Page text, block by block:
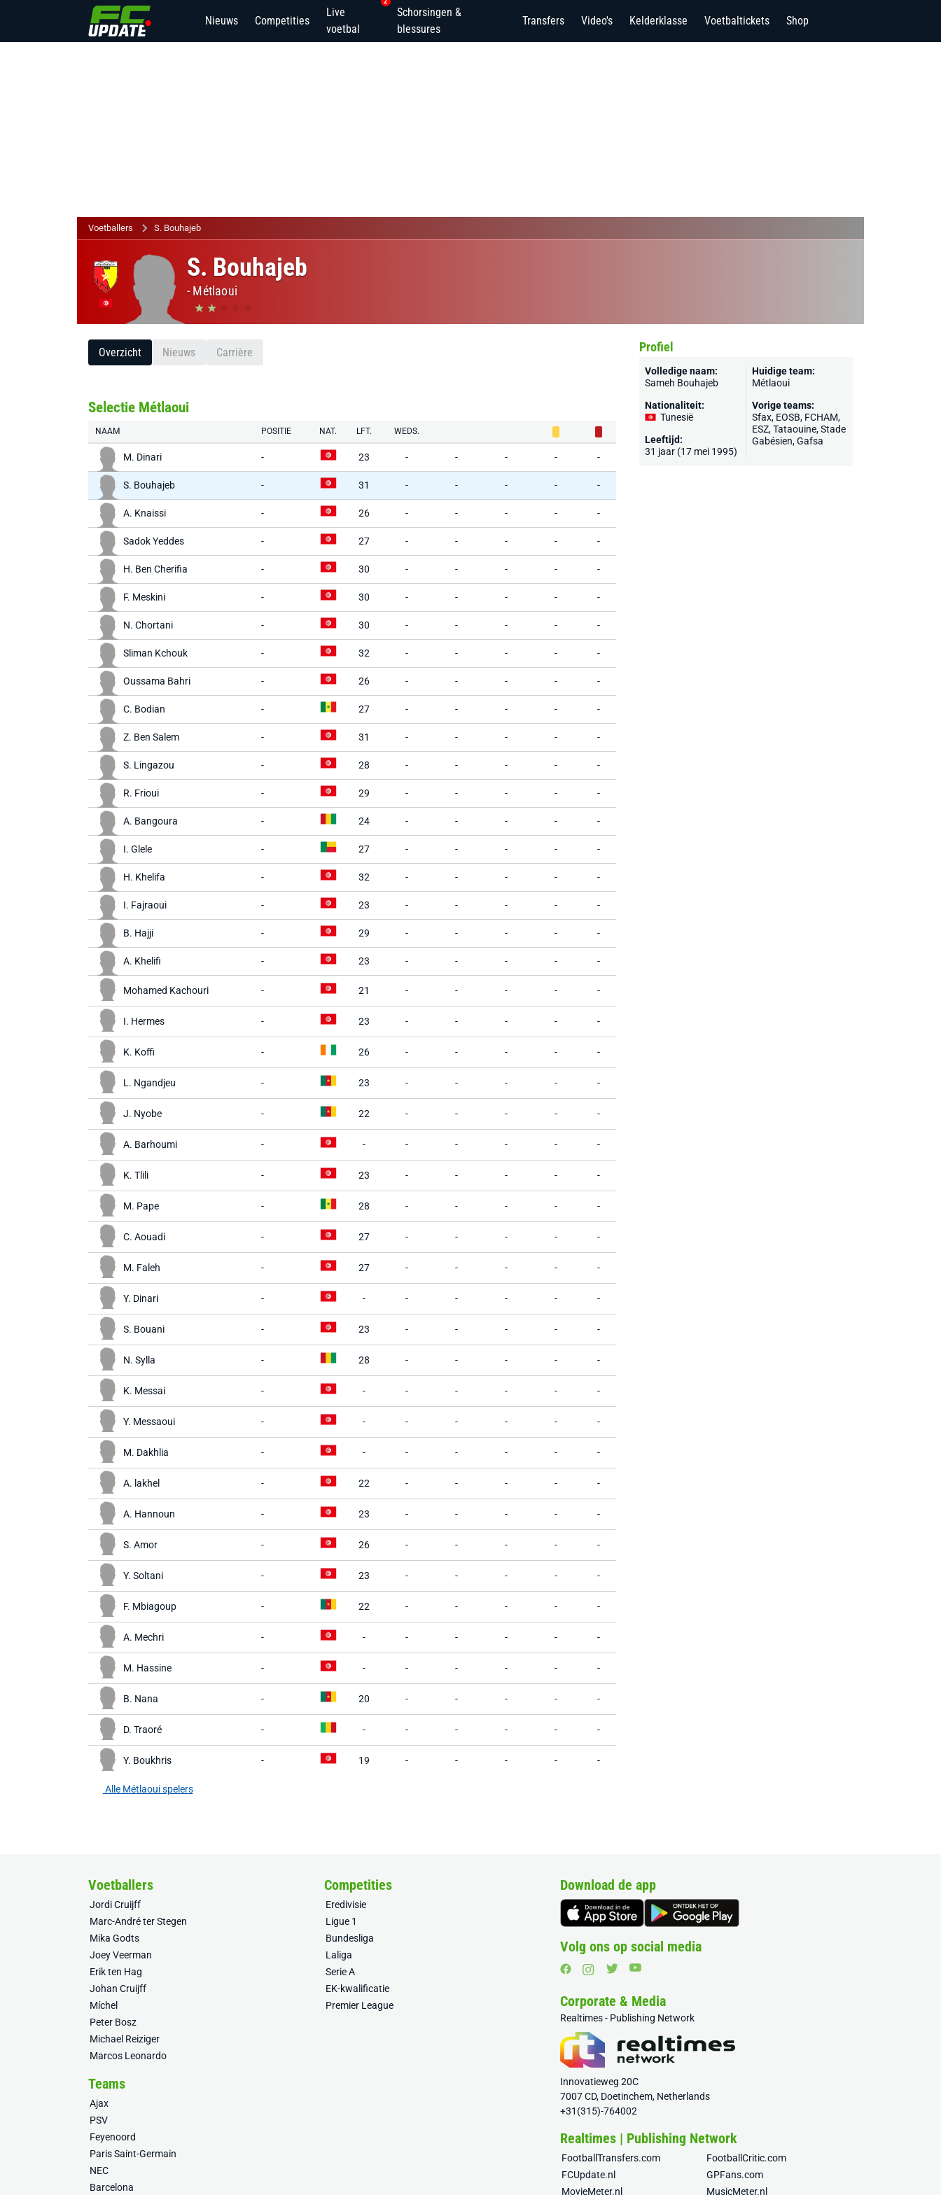
Nieuws Competities
Live
voetbal
Schorsingen &
blessures
Transfers Video's Kelderklasse Voetbaltickets Shop
Voetballers S. Bouhajeb
S. Bouhajeb
- Métlaoui
Overzicht Nieuws Carrière
Selectie Métlaoui
NAAM POSITIE NAT. LFT. WEDS.
M. Dinari - 23 - - - - -
S. Bouhajeb - 31 - - - - -
A. Knaissi - 26 - - - - -
Sadok Yeddes - 27 - - - - -
H. Ben Cherifia - 30 - - - - -
F. Meskini - 30 - - - - -
N. Chortani - 30 - - - - -
Sliman Kchouk - 32 - - - - -
Oussama Bahri - 26 - - - - -
C. Bodian - 27 - - - - -
Z. Ben Salem - 31 - - - - -
S. Lingazou - 28 - - - - -
R. Frioui - 29 - - - - -
A. Bangoura - 24 - - - - -
I. Glele - 27 - - - - -
H. Khelifa - 32 - - - - -
I. Fajraoui - 23 - - - - -
B. Hajji - 29 - - - - -
A. Khelifi - 23 - - - - -
Mohamed Kachouri - 21 - - - - -
I. Hermes - 23 - - - - -
K. Koffi - 26 - - - - -
L. Ngandjeu - 23 - - - - -
J. Nyobe - 22 - - - - -
A. Barhoumi - - - - - - -
K. Tlili - 23 - - - - -
M. Pape - 28 - - - - -
C. Aouadi - 27 - - - - -
M. Faleh - 27 - - - - -
Y. Dinari - - - - - - -
S. Bouani - 23 - - - - -
N. Sylla - 28 - - - - -
K. Messai - - - - - - -
Y. Messaoui - - - - - - -
M. Dakhlia - - - - - - -
A. lakhel - 22 - - - - -
A. Hannoun - 23 - - - - -
S. Amor - 26 - - - - -
Y. Soltani - 23 - - - - -
F. Mbiagoup - 22 - - - - -
A. Mechri - - - - - - -
M. Hassine - - - - - - -
B. Nana - 20 - - - - -
D. Traoré - - - - - - -
Y. Boukhris - 19 - - - - -
Alle Métlaoui spelers
Profiel
Volledige naam:
Sameh Bouhajeb
Nationaliteit:
Tunesië
Leeftijd:
31 jaar (17 mei 1995)
Huidige team:
Métlaoui
Vorige teams:
Sfax, EOSB, FCHAM,
ESZ, Tataouine, Stade
Gabésien, Gafsa
Voetballers
Jordi Cruijff
Marc-André ter Stegen
Mika Godts
Joey Veerman
Erik ten Hag
Johan Cruijff
Míchel
Peter Bosz
Michael Reiziger
Marcos Leonardo
Competities
Eredivisie
Ligue 1
Bundesliga
Laliga
Serie A
EK-kwalificatie
Premier League
Teams
Ajax
PSV
Feyenoord
Paris Saint-Germain
NEC
Barcelona
Download de app
Volg ons op social media
Corporate & Media
Realtimes - Publishing Network
Innovatieweg 20C
7007 CD, Doetinchem, Netherlands
+31(315)-764002
Realtimes | Publishing Network
FootballTransfers.com
FootballCritic.com
FCUpdate.nl
GPFans.com
MovieMeter.nl
MusicMeter.nl